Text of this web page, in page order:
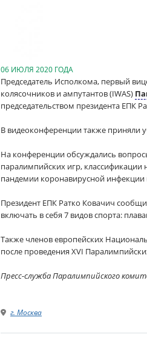
06 ИЮЛЯ 2020 ГОДА
Председатель Исполкома, первый
колясочников и ампутантов (IWAS)
председательством президента ЕПК
В видеоконференции также приняли
На конференции обсуждались
паралимпийских игр, классификации
пандемии коронавирусной
Президент ЕПК Ратко Ковачич
включать в себя 7 видов спорта:
Также членов европейских
после проведения XVI
Пресс-служба Паралимпийского
г. Москва